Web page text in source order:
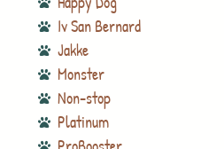
Iv San Bernard
Jakke
Monster
Non-stop
Platinum